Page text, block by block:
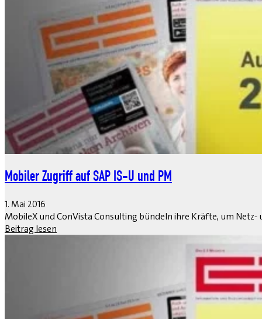
Mobiler Zugriff auf SAP IS-U und PM
1. Mai 2016
MobileX und ConVista Consulting bündeln ihre Kräfte, um
Beitrag lesen